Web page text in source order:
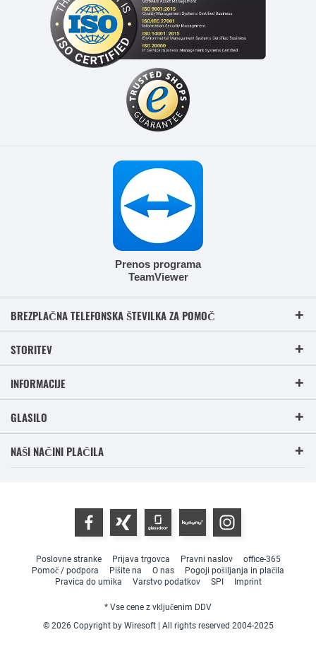
Prenos programa
TeamViewer
BREZPLAČNA TELEFONSKA ŠTEVILKA ZA POMOČ
STORITEV
INFORMACIJE
GLASILO
NAŠI NAČINI PLAČILA
Poslovne stranke Prijava trgovca Pravni naslov
office-365
Pomoč / podpora
Pišite na O nas
Pogoji pošiljanja in plačila
Pravica do umika
Varstvo podatkov SPI Imprint
* Vse cene z vključenim DDV
© 2026 Copyright by Wiresoft | All rights reserved 2004-2025